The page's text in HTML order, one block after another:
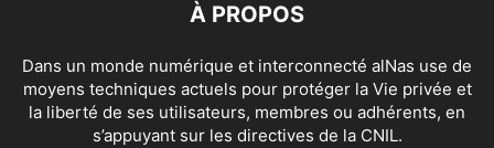
À PROPOS
Dans un monde numérique et interconnecté alNas use de
moyens techniques actuels pour protéger la Vie privée et
la liberté de ses utilisateurs, membres ou adhérents, en
s’appuyant sur les directives de la CNIL.